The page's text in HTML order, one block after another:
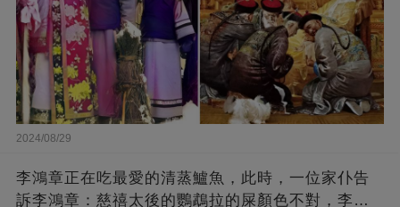
2024/08/29
李鴻章正在吃最愛的清蒸鱸魚，此時，一位家仆告
訴李鴻章：慈禧太後的鸚鵡拉的屎顏色不對，李鴻